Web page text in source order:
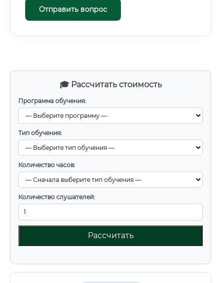
🎓 Рассчитать стоимость
Программа обучения:
Тип обучения:
Количество часов:
Количество слушателей:
Рассчитать
Отправить вопрос